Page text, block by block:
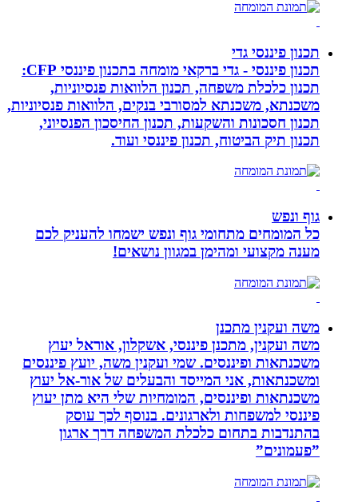
תכנון פיננסי גדי
תכנון פיננסי - גדי ברקאי מומחה בתכנון פיננסי CFP:
תכנון כלכלת משפחה, תכנון הלוואות פנסיוניות,
משכנתא, משכנתא למסורבי בנקים, הלוואות פנסיוניות,
תכנון חסכונות והשקעות, תכנון החיסכון הפנסיוני,
תכנון תיק הביטוח, תכנון פיננסי ועוד.
גוף ונפש
כל המומחים מתחומי גוף ונפש ישמחו להעניק לכם
מענה מקצועי ומהימן במגוון נושאים!
משה ועקנין מתכנן
משה ועקנין, מתכנן פיננסי, אשקלון, אוראל יעוץ
משכנתאות ופיננסים. שמי ועקנין משה, יועץ פיננסים
ומשכנתאות, אני המייסד והבעלים של אור-אל יעוץ
משכנתאות ופיננסים, המומחיות שלי היא מתן יעוץ
פיננסי למשפחות ולארגונים. בנוסף לכך עוסק
בהתנדבות בתחום כלכלת המשפחה דרך ארגון
”פעמונים”